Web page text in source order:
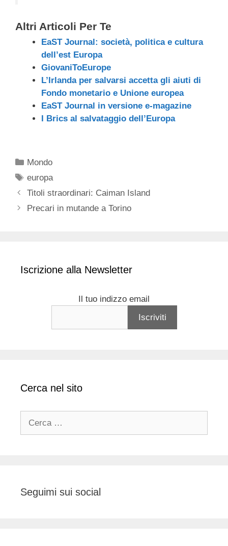
Altri Articoli Per Te
EaST Journal: società, politica e cultura
dell’est Europa
GiovaniToEurope
L’Irlanda per salvarsi accetta gli aiuti di
Fondo monetario e Unione europea
EaST Journal in versione e-magazine
I Brics al salvataggio dell’Europa
Categorie
Mondo
Tag
europa
Titoli straordinari: Caiman Island
Precari in mutande a Torino
Iscrizione alla Newsletter
Il tuo indizzo email
Cerca nel sito
Seguimi sui social